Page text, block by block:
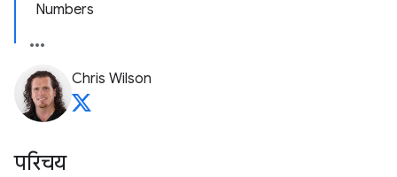
Numbers
Chris Wilson
परिचय